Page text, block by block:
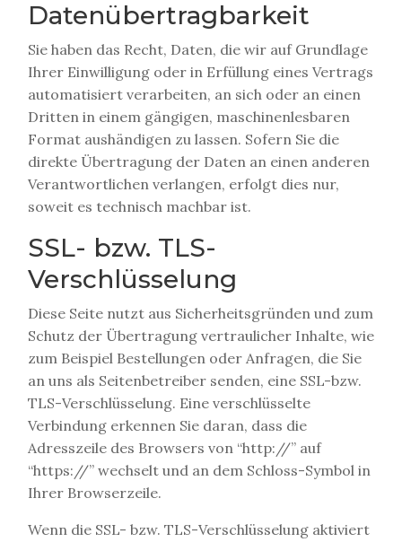
Datenübertragbarkeit
Sie haben das Recht, Daten, die wir auf Grundlage
Ihrer Einwilligung oder in Erfüllung eines Vertrags
automatisiert verarbeiten, an sich oder an einen
Dritten in einem gängigen, maschinenlesbaren
Format aushändigen zu lassen. Sofern Sie die
direkte Übertragung der Daten an einen anderen
Verantwortlichen verlangen, erfolgt dies nur,
soweit es technisch machbar ist.
SSL- bzw. TLS-
Verschlüsselung
Diese Seite nutzt aus Sicherheitsgründen und zum
Schutz der Übertragung vertraulicher Inhalte, wie
zum Beispiel Bestellungen oder Anfragen, die Sie
an uns als Seitenbetreiber senden, eine SSL-bzw.
TLS-Verschlüsselung. Eine verschlüsselte
Verbindung erkennen Sie daran, dass die
Adresszeile des Browsers von “http://” auf
“https://” wechselt und an dem Schloss-Symbol in
Ihrer Browserzeile.
Wenn die SSL- bzw. TLS-Verschlüsselung aktiviert